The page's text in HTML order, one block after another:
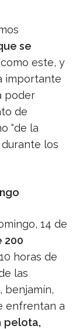
se
este, y
importante
poder
de
“de la
los
14 de
200
horas de
las
benjamín,
enfrentan a
pelota,